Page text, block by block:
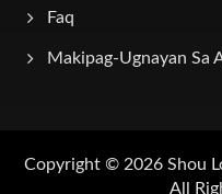
Faq
Makipag-Ugnayan Sa
Copyright © 2026 Shou
All